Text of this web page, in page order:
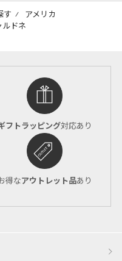
す ⁄ アメリカ
ルドネ
フトラッピング対応あり
得なアウトレット品あり